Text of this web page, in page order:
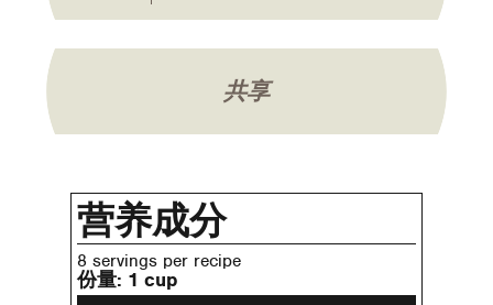
共享
营养成分
8 servings per recipe
份量: 1 cup